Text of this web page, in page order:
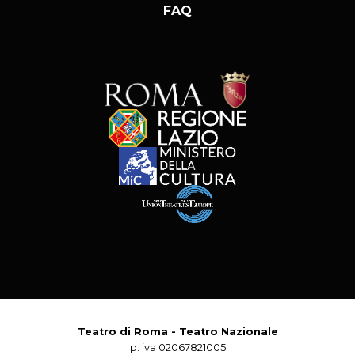
FAQ
Teatro di Roma - Teatro Nazionale
p. iva 02067821005